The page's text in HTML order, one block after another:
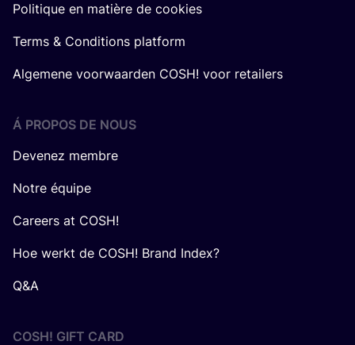
Politique en matière de cookies
Terms & Conditions platform
Algemene voorwaarden COSH! voor retailers
Á PROPOS DE NOUS
Devenez membre
Notre équipe
Careers at COSH!
Hoe werkt de COSH! Brand Index?
Q&A
COSH! GIFT CARD